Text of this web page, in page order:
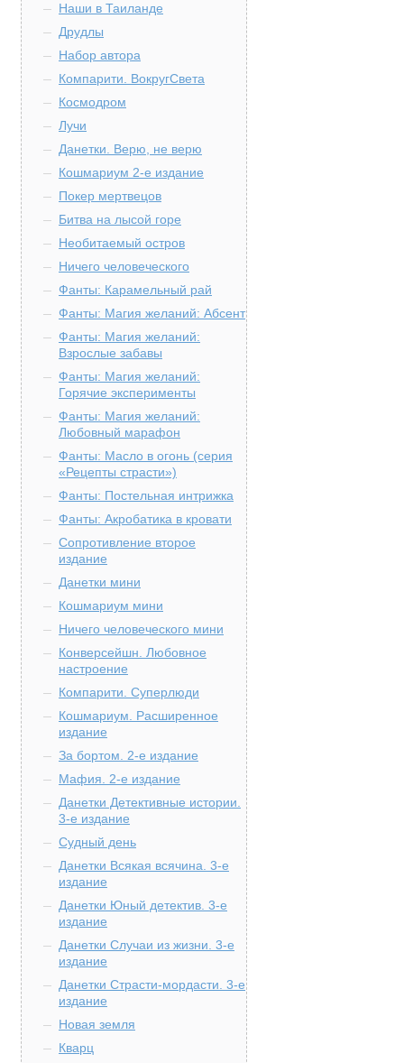
Наши в Таиланде
Друдлы
Набор автора
Компарити. ВокругСвета
Космодром
Лучи
Данетки. Верю, не верю
Кошмариум 2-е издание
Покер мертвецов
Битва на лысой горе
Необитаемый остров
Ничего человеческого
Фанты: Карамельный рай
Фанты: Магия желаний: Абсент
Фанты: Магия желаний:
Взрослые забавы
Фанты: Магия желаний:
Горячие эксперименты
Фанты: Магия желаний:
Любовный марафон
Фанты: Масло в огонь (серия
«Рецепты страсти»)
Фанты: Постельная интрижка
Фанты: Акробатика в кровати
Сопротивление второе
издание
Данетки мини
Кошмариум мини
Ничего человеческого мини
Конверсейшн. Любовное
настроение
Компарити. Суперлюди
Кошмариум. Расширенное
издание
За бортом. 2-е издание
Мафия. 2-е издание
Данетки Детективные истории.
3-е издание
Судный день
Данетки Всякая всячина. 3-е
издание
Данетки Юный детектив. 3-е
издание
Данетки Случаи из жизни. 3-е
издание
Данетки Страсти-мордасти. 3-е
издание
Новая земля
Кварц